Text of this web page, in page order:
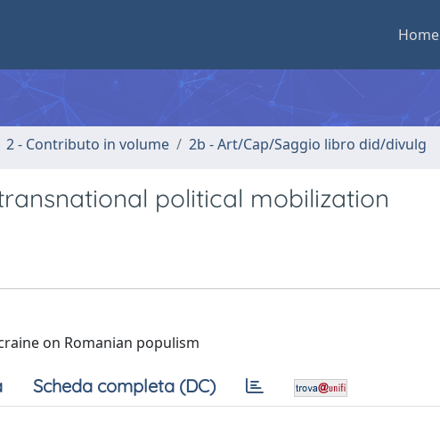
Home
2 - Contributo in volume 2b - Art/Cap/Saggio libro did/divulg
political mobilization
on Romanian populism
Scheda completa (DC)